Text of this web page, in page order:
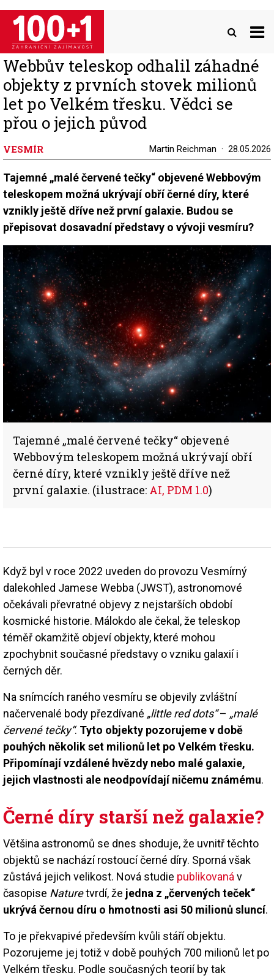
Přejít
hlavnímu
obsahu
Webbův teleskop odhalil záhadné
objekty z prvních stovek milionů
let po Velkém třesku. Vědci se
přou o jejich původ
VESMÍR Martin Reichman 28.05.2026
Tajemné „malé červené tečky“ objevené Webbovým
teleskopem možná ukrývají obří černé díry, které
vznikly ještě dříve než první galaxie. Budou se
přepisovat dosavadní představy o vývoji vesmíru?
Tajemné „malé červené tečky“ objevené
Webbovým teleskopem možná ukrývají obří
černé díry, které vznikly ještě dříve než
první galaxie. (ilustrace: AI, PDM 1.0)
Když byl v roce 2022 uveden do provozu Vesmírný
dalekohled Jamese Webba (JWST), astronomové
očekávali převratné objevy z nejstarších období
kosmické historie. Málokdo ale čekal, že teleskop
téměř okamžitě objeví objekty, které mohou
zpochybnit současné představy o vzniku galaxií i
černých děr.
Na snímcích raného vesmíru se objevily zvláštní
načervenalé body přezdívané „little red dots“– „malé
červené tečky“. Tyto objekty pozorujeme v době
pouhých několik set milionů let po Velkém třesku.
Připomínají vzdálené hvězdy nebo malé galaxie,
jejich vlastnosti ale neodpovídají ničemu známému.
Černé díry starší než galaxie?
Většina astronomů se dnes shoduje, že uvnitř těchto
objektů se nachází rostoucí černé díry. Sporná však
zůstává jejich velikost. Nová studie publikovaná v
časopise Naturetvrdí, že jedna z „červených teček“
ukrývá černou díru o hmotnosti asi 50 milionů sluncí.
To je překvapivé především kvůli stáří objektu.
Pozorujeme jej totiž v době pouhých 700 milionů let po
Velkém třesku. Podle současných teorií by tak